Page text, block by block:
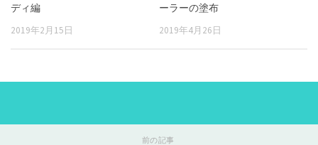
ディ編
2019年2月15日
ーラーの塗布
2019年4月26日
前の記事